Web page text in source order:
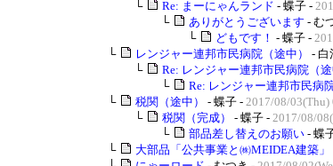
└
Re: まーにゃんランド - 蝶子 -
└
ありがとうございます - む
└
どもです！ - 蝶子 -
└
レンジャー連邦市民病院（途中） -
└
Re: レンジャー連邦市民病院（途
└
Re: レンジャー連邦市民病
└
税関（途中） - 蝶子 - 2017/08/03(Thu)
└
税関（完成） - 蝶子 - 2017/08/
└
部品差し替えのお願い - 蝶
└
大部品「公共事業と㈱MEIDEA建築」